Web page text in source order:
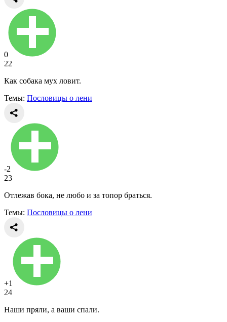
0
22
Как собака мух ловит.
Темы: Пословицы о лени
-2
23
Отлежав бока, не любо и за топор браться.
Темы: Пословицы о лени
+1
24
Наши пряли, а ваши спали.